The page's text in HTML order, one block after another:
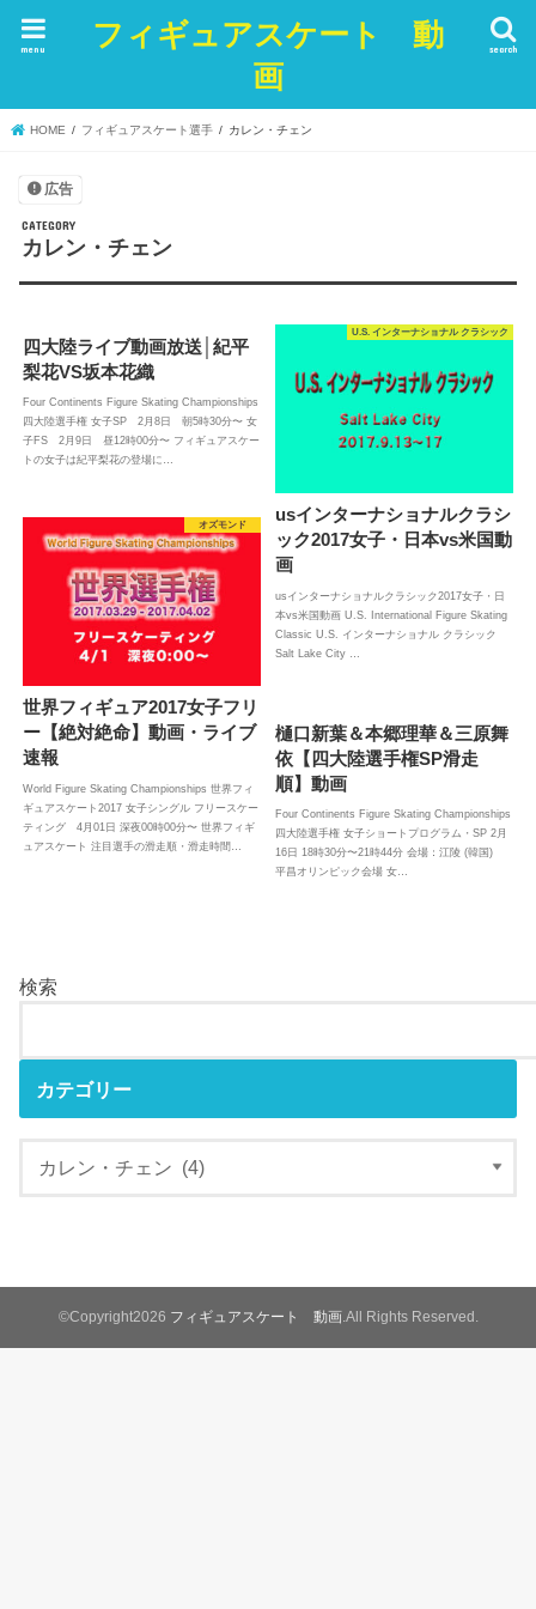
フィギュアスケート 動
画
search
menu
HOME フィギュアスケート選手 カレン・チェン
広告
カレン・チェン
四大陸ライブ動画放送│紀平
梨花VS坂本花織
Four Continents Figure Skating Championships
四大陸選手権 女子SP 2月8日 朝5時30分〜 女
子FS 2月9日 昼12時00分〜 フィギュアスケー
トの女子は紀平梨花の登場に…
U.S. インターナショナル クラシック
usインターナショナルクラシ
ック2017女子・日本vs米国動
画
usインターナショナルクラシック2017女子・日
本vs米国動画 U.S. International Figure Skating
Classic U.S. インターナショナル クラシック
Salt Lake City …
オズモンド
世界フィギュア2017女子フリ
ー【絶対絶命】動画・ライブ
速報
World Figure Skating Championships 世界フィ
ギュアスケート2017 女子シングル フリースケー
ティング 4月01日 深夜00時00分〜 世界フィギ
ュアスケート 注目選手の滑走順・滑走時間…
樋口新葉＆本郷理華＆三原舞
依【四大陸選手権SP滑走
順】動画
Four Continents Figure Skating Championships
四大陸選手権 女子ショートプログラム・SP 2月
16日 18時30分〜21時44分 会場：江陵 (韓国)
平昌オリンピック会場 女…
検索
カテゴリー
©Copyright2026 フィギュアスケート 動画.All Rights Reserved.